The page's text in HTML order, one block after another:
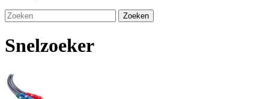
Zoeken
Snelzoeker